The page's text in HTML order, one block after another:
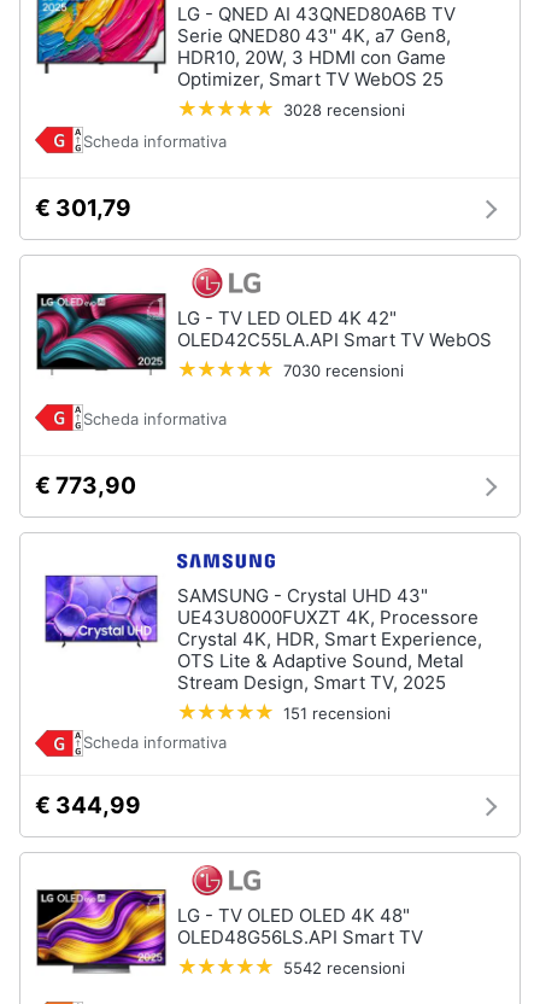
Animali
cd
dvd
Festività
e
ricorrenze
Promozioni
Servizi
clienti
Esci
LG - QNED AI 43QNED80A6B TV
Serie QNED80 43'' 4K, a7 Gen8,
HDR10, 20W, 3 HDMI con Game
Optimizer, Smart TV WebOS 25
3028 recensioni
Scheda informativa
€ 301,79
LG - TV LED OLED 4K 42"
OLED42C55LA.API Smart TV WebOS
7030 recensioni
Scheda informativa
€ 773,90
SAMSUNG - Crystal UHD 43"
UE43U8000FUXZT 4K, Processore
Crystal 4K, HDR, Smart Experience,
OTS Lite & Adaptive Sound, Metal
Stream Design, Smart TV, 2025
151 recensioni
Scheda informativa
€ 344,99
LG - TV OLED OLED 4K 48"
OLED48G56LS.API Smart TV
5542 recensioni